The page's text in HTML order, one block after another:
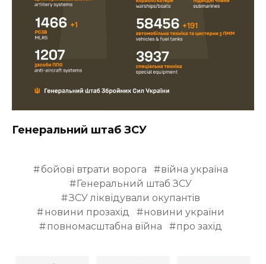
Генеральний штаб ЗСУ
бойові втрати ворога
війна україна
Генеральний штаб ЗСУ
ЗСУ ліквідували окупантів
новини прозахід
новини україни
повномасштабна війна
про захід